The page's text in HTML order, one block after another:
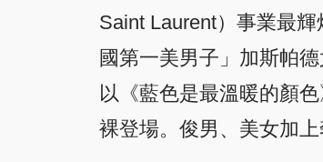
Saint Laurent）事業最
國第一美男子」加斯帕
以《藍色是最溫暖的顏
裸登場。俊男、美女加